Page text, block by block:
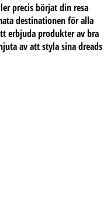
precis börjat din resa
destinationen för alla
erbjuda produkter av bra
av att styla sina dreads